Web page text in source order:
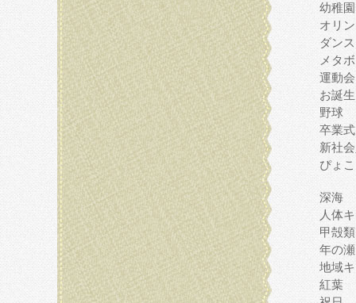
幼稚園
オリ
ダンス
メタ
運動会
お誕
野球
卒業式
新社
ぴょこ
深海
人体
甲殻類
年の瀬
地域
紅葉